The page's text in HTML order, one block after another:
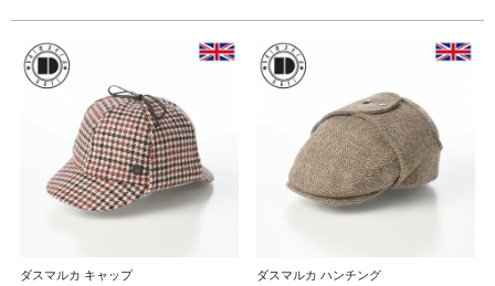
ダスマルカ キャップ ダスマルカ ハンチング